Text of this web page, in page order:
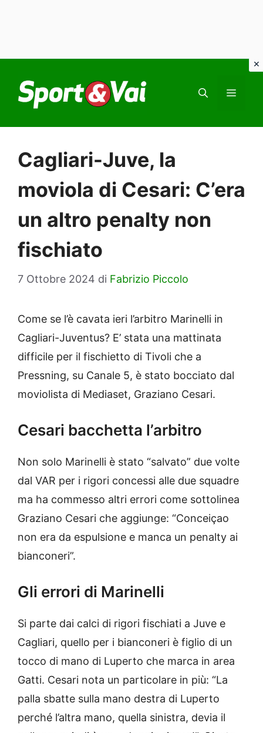
contenuto
Cagliari-Juve, la
moviola di Cesari: C’era
un altro penalty non
fischiato
7 Ottobre 2024 di Fabrizio Piccolo
Come se l’è cavata ieri l’arbitro Marinelli in
Cagliari-Juventus? E’ stata una mattinata
difficile per il fischietto di Tivoli che a
Pressning, su Canale 5, è stato bocciato dal
moviolista di Mediaset, Graziano Cesari.
Cesari bacchetta l’arbitro
Non solo Marinelli è stato “salvato” due volte
dal VAR per i rigori concessi alle due squadre
ma ha commesso altri errori come sottolinea
Graziano Cesari che aggiunge: “Conceiçao
non era da espulsione e manca un penalty ai
bianconeri”.
Gli errori di Marinelli
Si parte dai calci di rigori fischiati a Juve e
Cagliari, quello per i bianconeri è figlio di un
tocco di mano di Luperto che marca in area
Gatti. Cesari nota un particolare in più: “La
palla sbatte sulla mano destra di Luperto
perché l’altra mano, quella sinistra, devia il